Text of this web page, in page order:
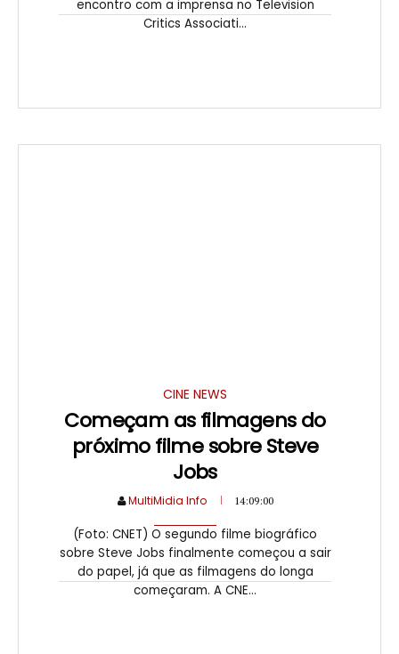
encontro com a imprensa no Television
Critics Associati...
CINE NEWS
Começam as filmagens do
próximo filme sobre Steve
Jobs
MultiMidia Info 14:09:00
(Foto: CNET) O segundo filme biográfico
sobre Steve Jobs finalmente começou a sair
do papel, já que as filmagens do longa
começaram. A CNE...